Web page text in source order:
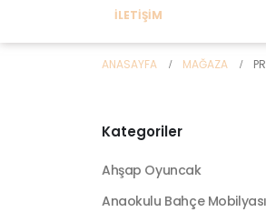
İLETIŞIM
ANASAYFA MAĞAZA
Kategoriler
Ahşap Oyuncak
Anaokulu Bahçe Mobilyası